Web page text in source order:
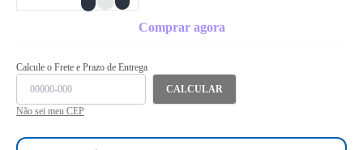
Comprar agora
Calcule o Frete e Prazo de Entrega
CALCULAR
Não sei meu CEP